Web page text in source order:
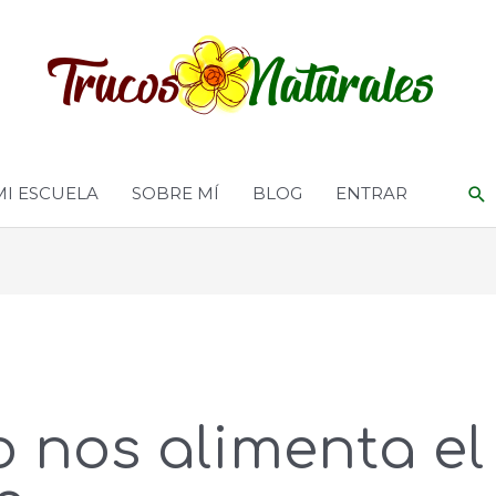
ESCUELA SOBRE MÍ BLOG ENTRAR
nos alimenta el